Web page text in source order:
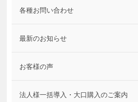
各種お問い合わせ
最新のお知らせ
お客様の声
法人様一括導入・大口購入のご案内